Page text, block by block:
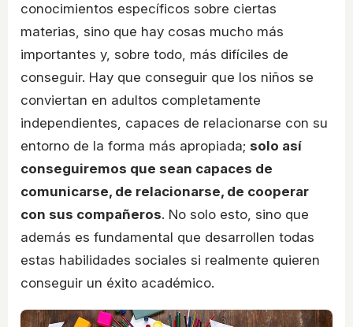
conocimientos específicos sobre ciertas
materias, sino que hay cosas mucho más
importantes y, sobre todo, más difíciles de
conseguir. Hay que conseguir que los niños se
conviertan en adultos completamente
independientes, capaces de relacionarse con su
entorno de la forma más apropiada; solo así
conseguiremos que sean capaces de
comunicarse, de relacionarse, de cooperar
con sus compañeros. No solo esto, sino que
además es fundamental que desarrollen todas
estas habilidades sociales si realmente quieren
conseguir un éxito académico.